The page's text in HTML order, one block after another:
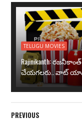
TELUGU MOVIES
Rajinikanth:
చేయగలరు.. వాట్
PREVIOUS